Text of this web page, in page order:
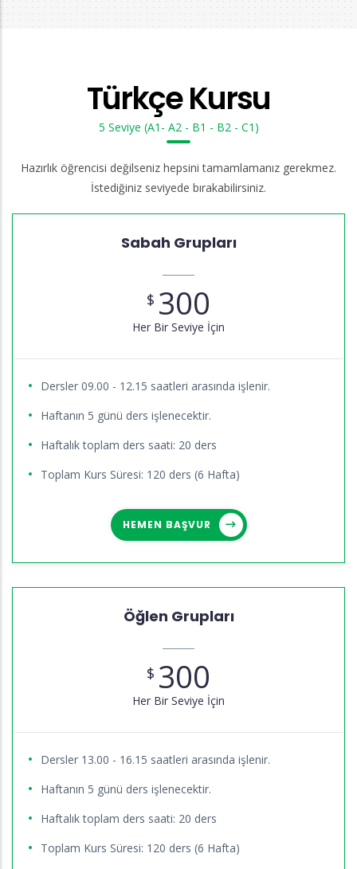
Türkçe Kursu
5 Seviye (A1- A2 - B1 - B2 - C1)
Hazırlık öğrencisi değilseniz hepsini tamamlamanız gerekmez.
İstediğiniz seviyede bırakabilirsiniz.
Sabah Grupları
$ 300
Her Bir Seviye İçin
Dersler 09.00 - 12.15 saatleri arasında işlenir.
Haftanın 5 günü ders işlenecektir.
Haftalık toplam ders saati: 20 ders
Toplam Kurs Süresi: 120 ders (6 Hafta)
HEMEN BAŞVUR
Öğlen Grupları
$ 300
Her Bir Seviye İçin
Dersler 13.00 - 16.15 saatleri arasında işlenir.
Haftanın 5 günü ders işlenecektir.
Haftalık toplam ders saati: 20 ders
Toplam Kurs Süresi: 120 ders (6 Hafta)